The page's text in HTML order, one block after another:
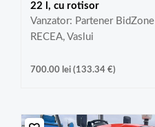
22 l, cu rotisor
Vanzator: Partener BidZone
RECEA, Vaslui
700.00 lei(133.34 €)